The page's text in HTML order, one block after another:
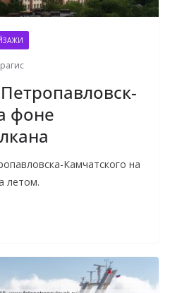
фоне
Камчатского на
летом.